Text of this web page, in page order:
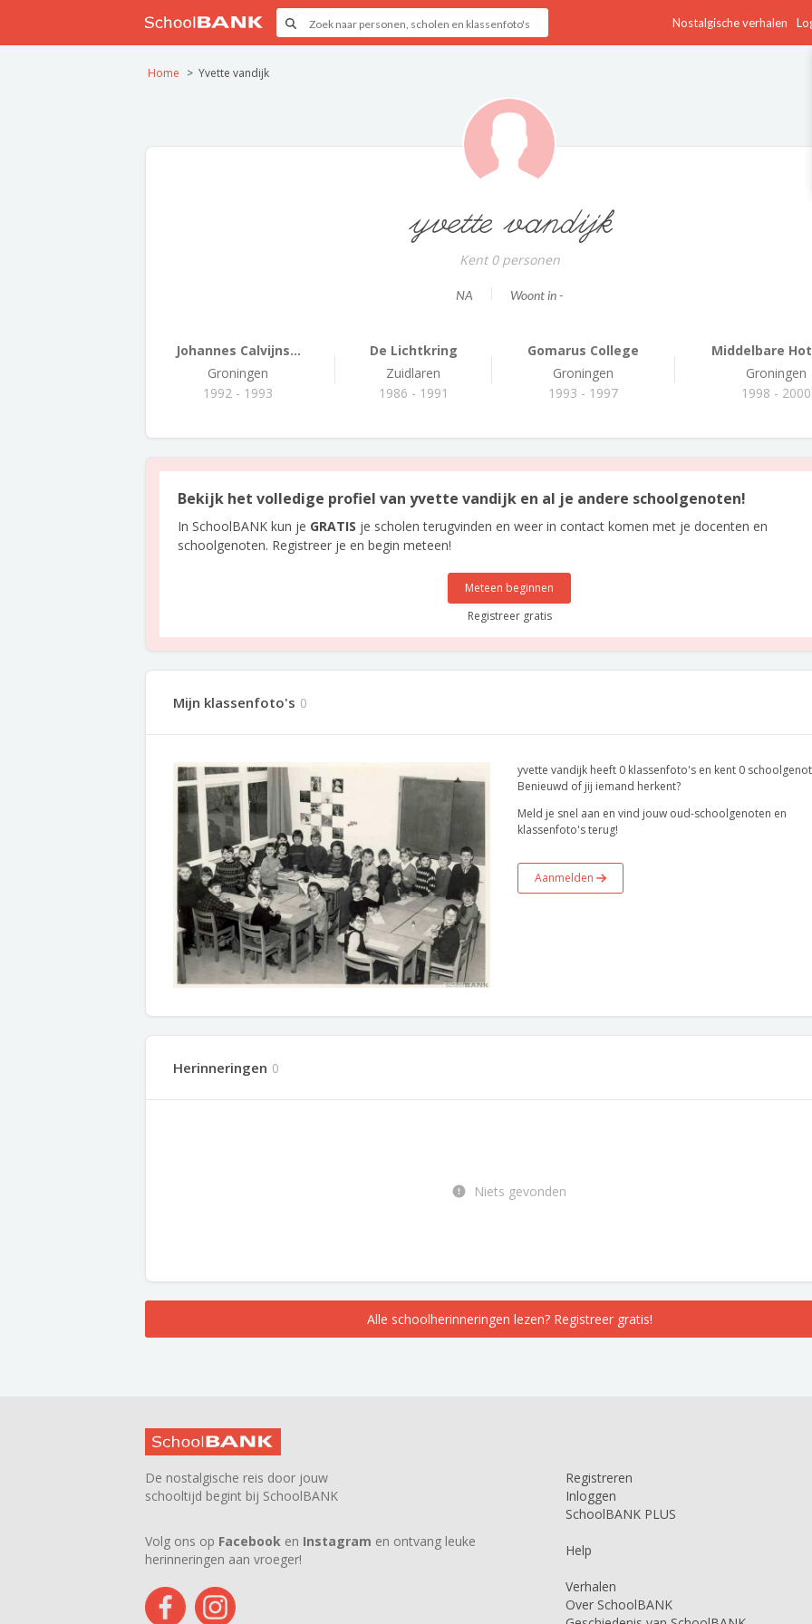
Nostalgische verhalen
Home Yvette vandijk
yvette vandijk
Kent 0 personen
NA Woont in -
Johannes Calvijns...
Groningen
1992 - 1993
De Lichtkring
Zuidlaren
1986 - 1991
Gomarus College
Groningen
1993 - 1997
Middelbare
Groningen
1998 - 2000
Bekijk het volledige profiel van yvette vandijk en al je andere schoolgenoten!
In SchoolBANK kun je GRATIS je scholen terugvinden en weer in contact komen met je docenten en
schoolgenoten. Registreer je en begin meteen!
Meteen beginnen
Registreer gratis
Mijn klassenfoto's 0
yvette vandijk heeft 0 klassenfoto's en kent 0
Benieuwd of jij iemand herkent?
Meld je snel aan en vind jouw oud-schoolgenoten en
klassenfoto's terug!
Aanmelden
Herinneringen 0
Niets gevonden
Alle schoolherinneringen lezen? Registreer gratis!
De nostalgische reis door jouw
schooltijd begint bij SchoolBANK
Volg ons op Facebook en Instagram en ontvang leuke
herinneringen aan vroeger!
Registreren
Inloggen
SchoolBANK PLUS
Help
Verhalen
Over SchoolBANK